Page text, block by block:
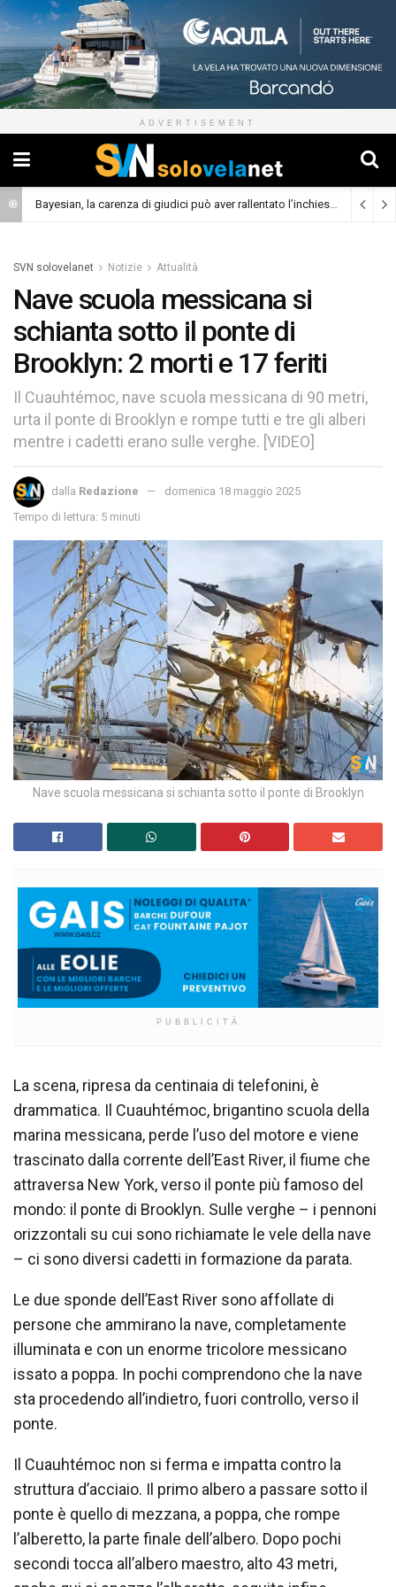
ADVERTISEMENT
Bayesian, la carenza di giudici può aver rallentato l’inchiesta (Cronaca)
SVN solovelanet Notizie Attualità
Nave scuola messicana si
schianta sotto il ponte di
Brooklyn: 2 morti e 17 feriti
Il Cuauhtémoc, nave scuola messicana di 90 metri,
urta il ponte di Brooklyn e rompe tutti e tre gli alberi
mentre i cadetti erano sulle verghe. [VIDEO]
dalla Redazione
domenica 18 maggio 2025
Tempo di lettura: 5 minuti
Nave scuola messicana si schianta sotto il ponte di Brooklyn
PUBBLICITÀ
La scena, ripresa da centinaia di telefonini, è
drammatica. Il Cuauhtémoc, brigantino scuola della
marina messicana, perde l’uso del motore e viene
trascinato dalla corrente dell’East River, il fiume che
attraversa New York, verso il ponte più famoso del
mondo: il ponte di Brooklyn. Sulle verghe – i pennoni
orizzontali su cui sono richiamate le vele della nave
– ci sono diversi cadetti in formazione da parata.
Le due sponde dell’East River sono affollate di
persone che ammirano la nave, completamente
illuminata e con un enorme tricolore messicano
issato a poppa. In pochi comprendono che la nave
sta procedendo all’indietro, fuori controllo, verso il
ponte.
Il Cuauhtémoc non si ferma e impatta contro la
struttura d’acciaio. Il primo albero a passare sotto il
ponte è quello di mezzana, a poppa, che rompe
l’alberetto, la parte finale dell’albero. Dopo pochi
secondi tocca all’albero maestro, alto 43 metri,